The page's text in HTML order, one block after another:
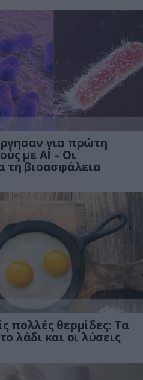
για πρώτη
με AI – Οι
τη βιοασφάλεια
πολλές θερμίδες: Τα
λάδι και οι λύσεις